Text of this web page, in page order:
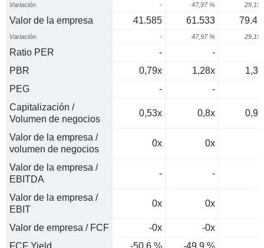
Variación - 47,97 % 29,15
Valor de la empresa 41.585 61.533
Variación - 47,97 % 29,15
Ratio PER -
-
PBR
0,79x 1,28x
PEG
-
-
Capitalización /
Volumen de negocios
0,53x 0,8x
Valor de la empresa /
volumen de negocios
0x 0x
Valor de la empresa /
EBITDA
- -
Valor de la empresa /
EBIT
0x 0x
Valor de empresa / FCF -0x
-0x
FCF Yield
-50,6 %
-49,9 %